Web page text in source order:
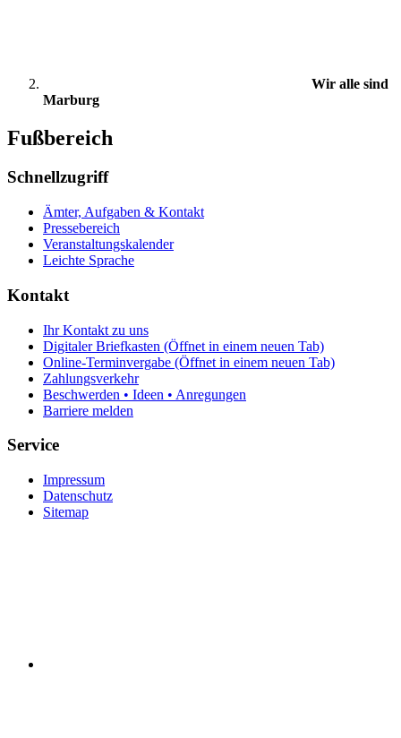
Wir alle sind
Marburg
Fußbereich
Schnellzugriff
Ämter, Aufgaben & Kontakt
Pressebereich
Veranstaltungskalender
Leichte Sprache
Kontakt
Ihr Kontakt zu uns
Digitaler Briefkasten (Öffnet in einem neuen Tab)
Online-Terminvergabe (Öffnet in einem neuen Tab)
Zahlungsverkehr
Beschwerden • Ideen • Anregungen
Barriere melden
Service
Impressum
Datenschutz
Sitemap